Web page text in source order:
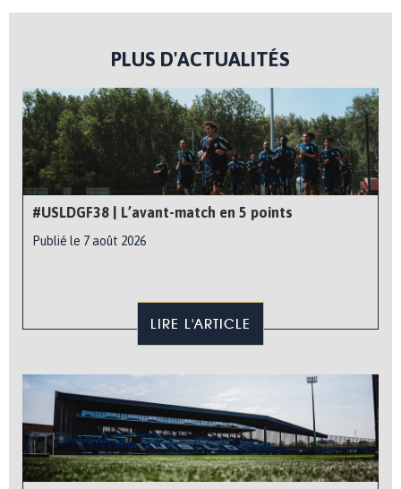
PLUS D'ACTUALITÉS
#USLDGF38 | L’avant-match en 5 points
Publié le 7 août 2026
LIRE L'ARTICLE